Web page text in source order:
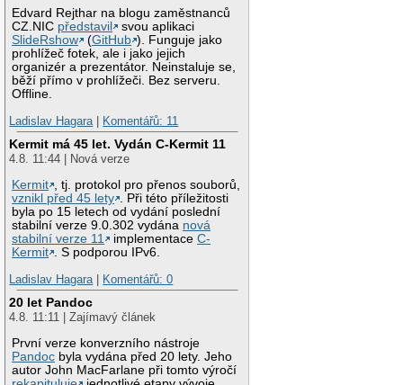
Edvard Rejthar na blogu zaměstnanců
CZ.NIC představil
svou aplikaci
SlideRshow
(GitHub ). Funguje jako
prohlížeč fotek, ale i jako jejich
organizér a prezentátor. Neinstaluje se,
běží přímo v prohlížeči. Bez serveru.
Offline.
Ladislav Hagara | Komentářů: 11
Kermit má 45 let. Vydán C-Kermit 11
4.8. 11:44 | Nová verze
Kermit , tj. protokol pro přenos souborů,
vznikl před 45 lety . Při této příležitosti
byla po 15 letech od vydání poslední
stabilní verze 9.0.302 vydána nová
stabilní verze 11
implementaceC-
Kermit . S podporou IPv6.
Ladislav Hagara | Komentářů: 0
20 let Pandoc
4.8. 11:11 | Zajímavý článek
První verze konverzního nástroje
Pandoc byla vydána před 20 lety. Jeho
autor John MacFarlane při tomto výročí